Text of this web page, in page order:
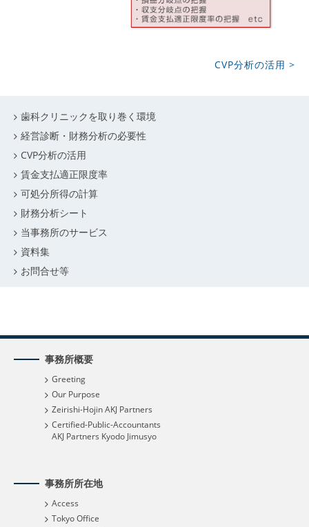
CVP分析の活用 >
歯科クリニックを取り巻く環境
経営診断・財務分析の必要性
CVP分析の活用
賃金支払適正限度率
可処分所得の計算
財務分析シート
当事務所のサービス
資料集
お問合せ等
事務所概要
Greeting
Our Purpose
Zeirishi-Hojin AKJ Partners
Certified-Public-Accountants
AKJ Partners Kyodo Jimusyo
事務所所在地
Access
Tokyo Office